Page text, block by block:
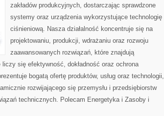
zakładów produkcyjnych, dostarczając sprawdzone
systemy oraz urządzenia wykorzystujące technologię
ciśnieniową. Nasza działalność koncentruje się na
projektowaniu, produkcji, wdrażaniu oraz rozwoju
zaawansowanych rozwiązań, które znajdują
się efektywność, dokładność oraz ochrona
bogatą ofertę produktów, usług oraz technologii,
rozwijającego się przemysłu i przedsiębiorstw
technicznych. Polecam Energetyka i Zasoby i